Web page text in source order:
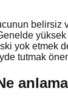
belirsiz
yok etmek
tutmak